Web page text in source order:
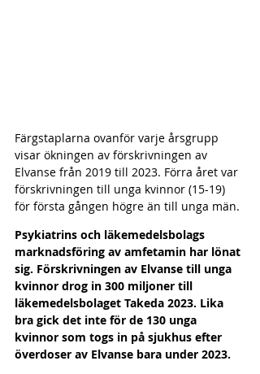
Färgstaplarna ovanför varje årsgrupp
visar ökningen av förskrivningen av
Elvanse från 2019 till 2023. Förra året var
förskrivningen till unga kvinnor (15-19)
för första gången högre än till unga män.
Psykiatrins och läkemedelsbolags
marknadsföring av amfetamin har lönat
sig. Förskrivningen av Elvanse till unga
kvinnor drog in 300 miljoner till
läkemedelsbolaget Takeda 2023. Lika
bra gick det inte för de 130 unga
kvinnor som togs in på sjukhus efter
överdoser av Elvanse bara under 2023.